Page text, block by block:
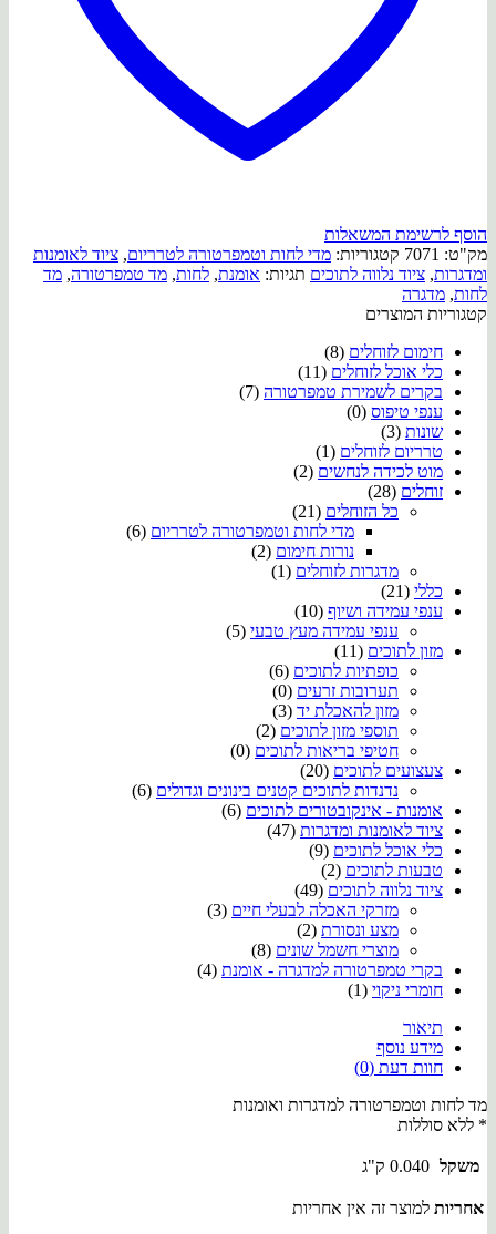
הוסף לרשימת המשאלות
מק"ט: 7071 קטגוריות: מדי לחות וטמפרטורה לטרריום, ציוד לאומנות
ומדגרות, ציוד נלווה לתוכים תגיות: אומנת, לחות, מד טמפרטורה, מד
לחות, מדגרה
קטגוריות המוצרים
חימום לזוחלים (8)
כלי אוכל לזוחלים (11)
בקרים לשמירת טמפרטורה (7)
ענפי טיפוס (0)
שונות (3)
טרריום לזוחלים (1)
מוט לכידה לנחשים (2)
זוחלים (28)
כל הזוחלים (21)
מדי לחות וטמפרטורה לטרריום (6)
נורות חימום (2)
מדגרות לזוחלים (1)
כללי (21)
ענפי עמידה ושיוף (10)
ענפי עמידה מעץ טבעי (5)
מזון לתוכים (11)
כופתיות לתוכים (6)
תערובות זרעים (0)
מזון להאכלת יד (3)
תוספי מזון לתוכים (2)
חטיפי בריאות לתוכים (0)
צעצועים לתוכים (20)
נדנדות לתוכים קטנים בינונים וגדולים (6)
אומנות - אינקובטורים לתוכים (6)
ציוד לאומנות ומדגרות (47)
כלי אוכל לתוכים (9)
טבעות לתוכים (2)
ציוד נלווה לתוכים (49)
מזרקי האכלה לבעלי חיים (3)
מצע ונסורת (2)
מוצרי חשמל שונים (8)
בקרי טמפרטורה למדגרה - אומנת (4)
חומרי ניקוי (1)
תיאור
מידע נוסף
חוות דעת (0)
מד לחות וטמפרטורה למדגרות ואומנות
* ללא סוללות
משקל 0.040 ק"ג
אחריות למוצר זה אין אחריות